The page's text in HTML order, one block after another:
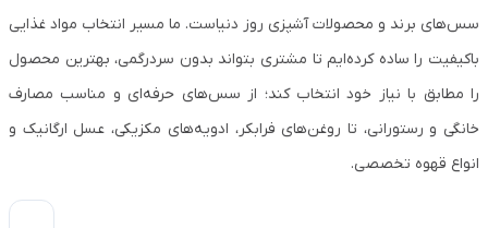
سس‌های برند و محصولات آشپزی روز دنیاست. ما مسیر انتخاب مواد غذایی
باکیفیت را ساده کرده‌ایم تا مشتری بتواند بدون سردرگمی، بهترین محصول
را مطابق با نیاز خود انتخاب کند؛ از سس‌های حرفه‌ای و مناسب مصارف
خانگی و رستورانی، تا روغن‌های فرابکر، ادویه‌های مکزیکی، عسل ارگانیک و
انواع قهوه تخصصی.